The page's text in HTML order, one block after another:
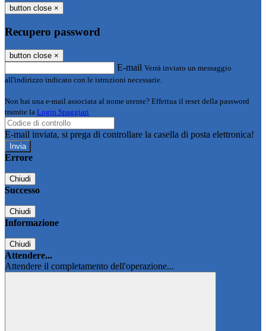
button close ×
Recupero password
button close ×
E-mail Verrà inviato un messaggio
all'indirizzo indicato con le istruzioni necessarie.
Non hai una e-mail associata al nome utente? Effettua il reset della password
tramite la Login Spaggiari
E-mail inviata, si prega di controllare la casella di posta elettronica!
Errore
Chiudi
Successo
Chiudi
Informazione
Chiudi
Attendere...
Attendere il completamento dell'operazione...